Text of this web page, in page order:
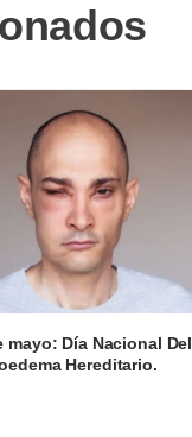
mayo: Día Nacional Del
Hereditario.